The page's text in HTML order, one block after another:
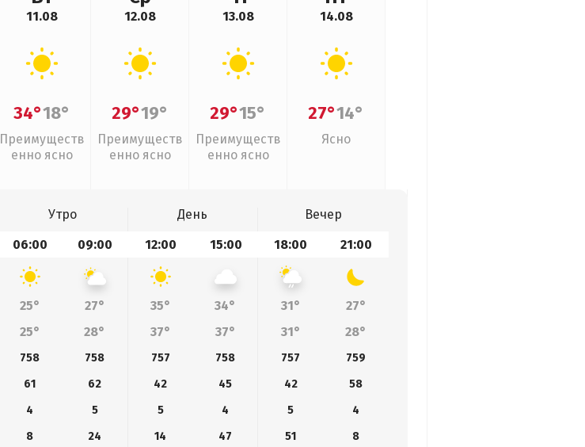
11.08
34°18°
Преимуществ
енно ясно
12.08
29°19°
Преимуществ
енно ясно
13.08
29°15°
Преимуществ
енно ясно
14.08
27°14°
Ясно
Утро День
Вечер
06:00 09:00 12:00 15:00 18:00 21:00
25° 27° 35° 34° 31°
27°
25° 28° 37° 37° 31° 28°
758 758 757 758 757
759
61 62 42 45 42
58
4 5 5 4 5
4
8 24 14 47 51 8